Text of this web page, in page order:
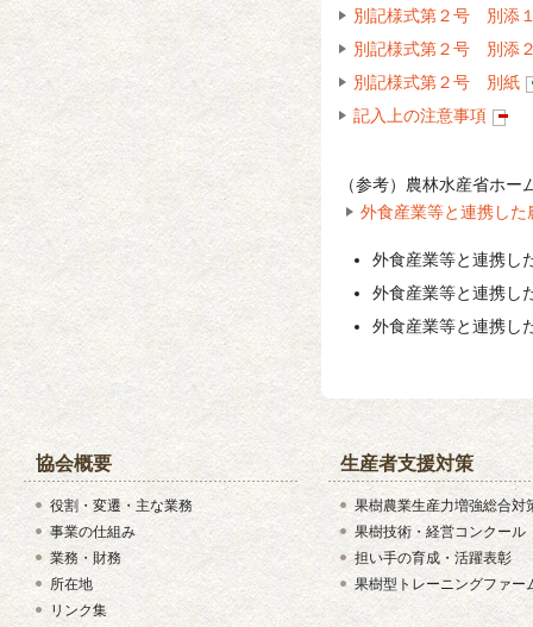
別記様式第２号 別添
別記様式第２号 別添
別記様式第２号 別紙
記入上の注意事項
（参考）農林水産省ホ
外食産業等と連携し
外食産業等と連携し
外食産業等と連携し
外食産業等と連携し
協会概要
役割・変遷・主な業務
事業の仕組み
業務・財務
所在地
リンク集
生産者支援対策
果樹農業生産力増強総合対
果樹技術・経営コンクール
担い手の育成・活躍表彰
果樹型トレーニングファー